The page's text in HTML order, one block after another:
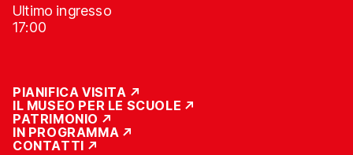
Ultimo ingresso
17:00
PIANIFICA VISITA
IL MUSEO PER LE SCUOLE
PATRIMONIO
IN PROGRAMMA
CONTATTI